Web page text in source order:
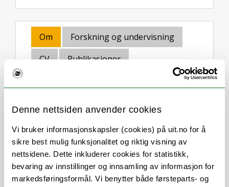
Denne nettsiden anvender cookies
Vi bruker informasjonskapsler (cookies) på uit.no for å
sikre best mulig funksjonalitet og riktig visning av
nettsidene. Dette inkluderer cookies for statistikk,
bevaring av innstillinger og innsamling av informasjon for
markedsføringsformål. Vi benytter både førsteparts- og
Om
Forskning og undervisning
CV
Publikasjoner
Stillingsbeskrivelse
Troy Saghaug Broderstad er
førsteamanuensis ved Institutt for